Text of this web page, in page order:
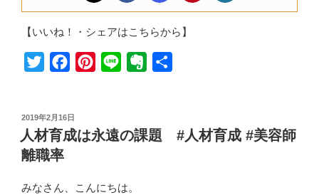
【いいね！・シェアはこちらから】
t
t
e
r
e
b
e
n
投
稿
日:
2019年2月16日
人材育成は永遠の課題 #人材育成 #美容師
離職率
みなさん、こんにちは。